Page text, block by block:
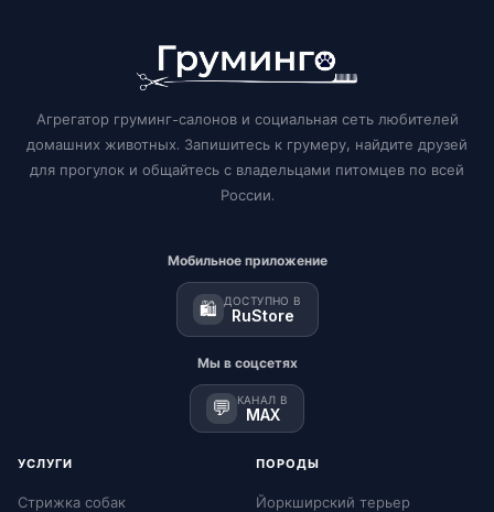
Агрегатор груминг-салонов и социальная сеть любителей
домашних животных. Запишитесь к грумеру, найдите друзей
для прогулок и общайтесь с владельцами питомцев по всей
России.
Мобильное приложение
🛍️ ДОСТУПНО В
RuStore
Мы в соцсетях
💬 КАНАЛ В
MAX
УСЛУГИ
Стрижка собак
ПОРОДЫ
Йоркширский терьер